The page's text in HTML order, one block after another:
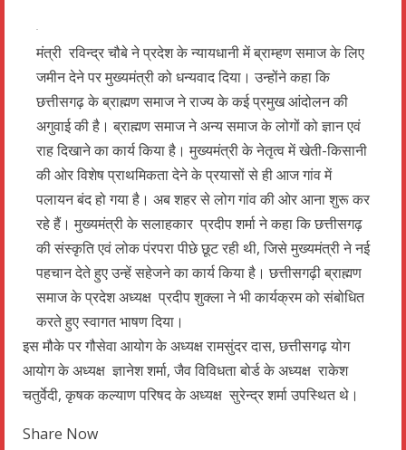
मंत्री रविन्द्र चौबे ने प्रदेश के न्यायधानी में ब्राम्हण समाज के लिए
जमीन देने पर मुख्यमंत्री को धन्यवाद दिया। उन्होंने कहा कि
छत्तीसगढ़ के ब्राह्मण समाज ने राज्य के कई प्रमुख आंदोलन की
अगुवाई की है। ब्राह्मण समाज ने अन्य समाज के लोगों को ज्ञान एवं
राह दिखाने का कार्य किया है। मुख्यमंत्री के नेतृत्व में खेती-किसानी
की ओर विशेष प्राथमिकता देने के प्रयासों से ही आज गांव में
पलायन बंद हो गया है। अब शहर से लोग गांव की ओर आना शुरू कर
रहे हैं। मुख्यमंत्री के सलाहकार प्रदीप शर्मा ने कहा कि छत्तीसगढ़
की संस्कृति एवं लोक पंरपरा पीछे छूट रही थी, जिसे मुख्यमंत्री ने नई
पहचान देते हुए उन्हें सहेजने का कार्य किया है। छत्तीसगढ़ी ब्राह्मण
समाज के प्रदेश अध्यक्ष प्रदीप शुक्ला ने भी कार्यक्रम को संबोधित
करते हुए स्वागत भाषण दिया।
इस मौके पर गौसेवा आयोग के अध्यक्ष रामसुंदर दास, छत्तीसगढ़ योग
आयोग के अध्यक्ष ज्ञानेश शर्मा, जैव विविधता बोर्ड के अध्यक्ष राकेश
चतुर्वेदी, कृषक कल्याण परिषद के अध्यक्ष सुरेन्द्र शर्मा उपस्थित थे।
Share Now